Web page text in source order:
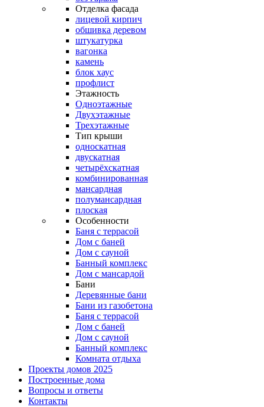
Отделка фасада
лицевой кирпич
обшивка деревом
штукатурка
вагонка
камень
блок хаус
профлист
Этажность
Одноэтажные
Двухэтажные
Трехэтажные
Тип крыши
односкатная
двускатная
четырёхскатная
комбинированная
мансардная
полумансардная
плоская
Особенности
Баня с террасой
Дом с баней
Дом с сауной
Банный комплекс
Дом с мансардой
Бани
Деревянные бани
Бани из газобетона
Баня с террасой
Дом с баней
Дом с сауной
Банный комплекс
Комната отдыха
Проекты домов 2025
Построенные дома
Вопросы и ответы
Контакты